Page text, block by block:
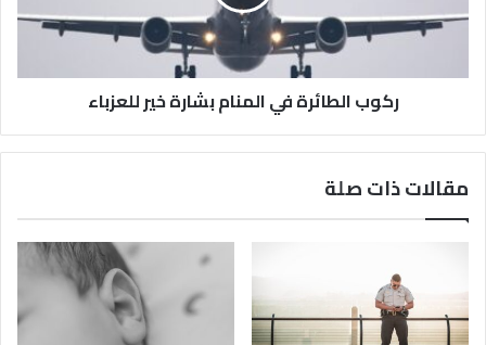
ركوب الطائرة في المنام بشارة خير للعزباء
مقالات ذات صلة